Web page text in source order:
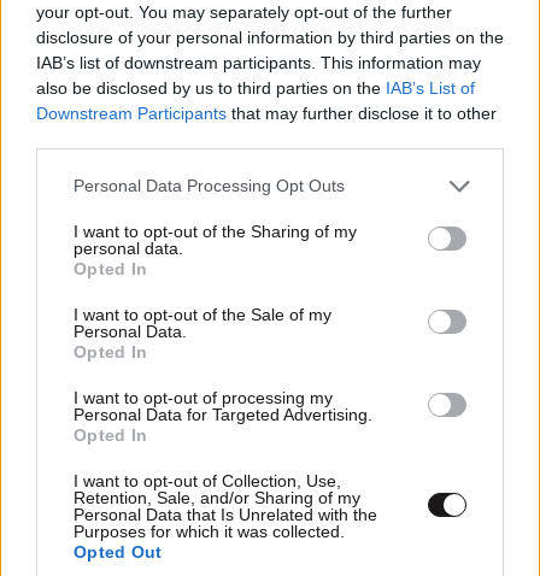
your opt-out. You may separately opt-out of the further
disclosure of your personal information by third parties on the
IAB’s list of downstream participants. This information may
also be disclosed by us to third parties on the IAB’s List of
Downstream Participants that may further disclose it to other
Please note that this website/app uses one or more Google
not limited to your visit or usage behaviour. You may click to
grant or deny consent to Google and its third-party tags to
use your data for below specified purposes in below Google
consent section.
Personal Data Processing Opt Outs
I want to opt-out of the Sharing of my
personal data.
Opted In
I want to opt-out of the Sale of my
Personal Data.
Opted In
I want to opt-out of processing my
Personal Data for Targeted Advertising.
Opted In
I want to opt-out of Collection, Use,
Retention, Sale, and/or Sharing of my
Personal Data that Is Unrelated with the
Purposes for which it was collected.
Opted Out
Μαζική είσοδος Βαλκάνιων τουριστών:
Περισσότερες από 45.000 διελεύσεις
καθημερινά από το τελωνείο των Ευζώνων
Ρέθυμνο: Ο τουρισμός «νικά» τον πύρινο
εφιάλτη στο νότο